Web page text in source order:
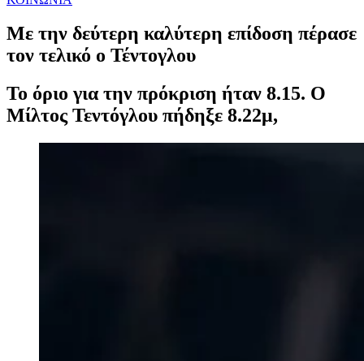
Με την δεύτερη καλύτερη επίδοση πέρασε
τον τελικό ο Τέντογλου
Το όριο για την πρόκριση ήταν 8.15. Ο
Μίλτος Τεντόγλου πήδηξε 8.22μ,